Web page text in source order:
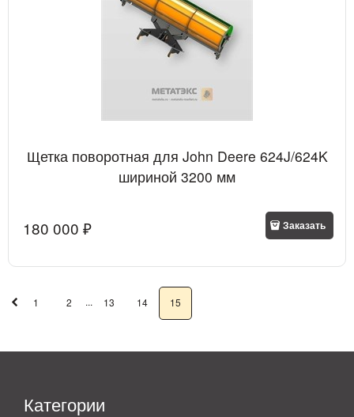
Щетка поворотная для John Deere 624J/624K
шириной 3200 мм
180 000 ₽ Заказать
1 2 ... 13 14 15
Категории